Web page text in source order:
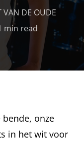
VAN DE OUDE
min read
onze
in het wit voor